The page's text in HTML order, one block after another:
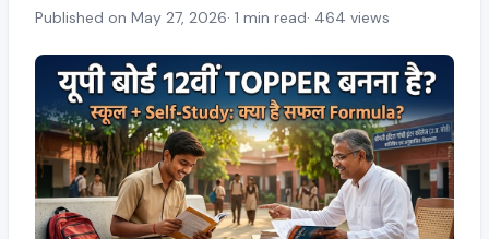
Published on May 27, 2026· 1 min read· 464 views